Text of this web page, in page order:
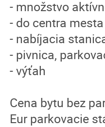
- množstvo
- do centra
- nabíjacia
- pivnica,
- výťah
Cena bytu bez
Eur parkovacie